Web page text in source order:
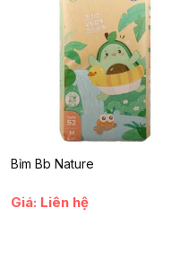
tiện lợi, hương vị hấp dẫn
chính là người bạn đồng
của trẻ. Đừng bỏ lỡ cơ hội
vặt vừa ngon vừa bổ
Bỉm Bb Nature
Giá: Liên hệ